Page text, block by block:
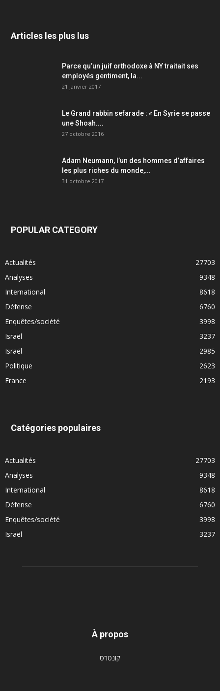
Articles les plus lus
Parce qu’un juif orthodoxe à NY traitait ses
employés gentiment, la...
21 janvier 2017
Le Grand rabbin sefarade : « En Syrie se passe
une Shoah....
27 octobre 2016
Adam Neumann, l’un des hommes d’affaires
les plus riches du monde,...
31 octobre 2017
POPULAR CATEGORY
Actualités
27703
Analyses
9348
International
8618
Défense
6760
Enquêtes/société
3998
Israël
3237
Israël
2985
Politique
2623
France
2193
Catégories populaires
Actualités
27703
Analyses
9348
International
8618
Défense
6760
Enquêtes/société
3998
Israël
3237
À propos
קונטרס